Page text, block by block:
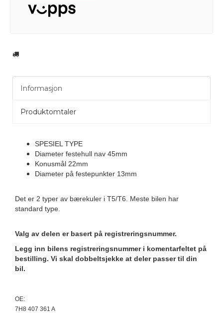
Informasjon
Produktomtaler
SPESIEL TYPE
Diameter festehull nav 45mm
Konusmål 22mm
Diameter på festepunkter 13mm
Det er 2 typer av bærekuler i T5/T6. Meste bilen har
standard type.
Valg av delen er basert på registreringsnummer.
Legg inn bilens registreringsnummer i komentarfeltet på
bestilling. Vi skal dobbeltsjekke at deler passer til din
bil.
OE:
7H8 407 361 A